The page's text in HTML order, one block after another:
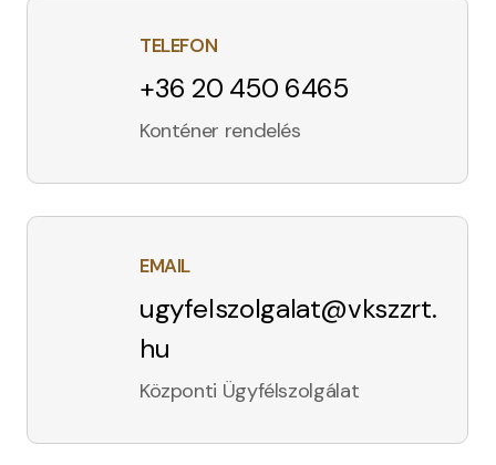
TELEFON
+36 20 450 6465
Konténer rendelés
EMAIL
ugyfelszolgalat@vkszzrt.
hu
Központi Ügyfélszolgálat